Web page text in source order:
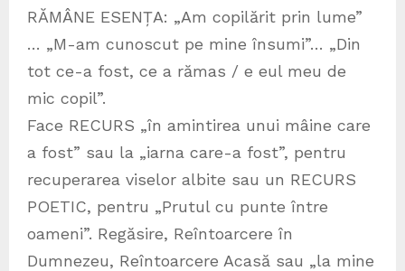
RĂMÂNE ESENȚA: „Am copilărit prin lume”
… „M-am cunoscut pe mine însumi”… „Din
tot ce-a fost, ce a rămas / e eul meu de
mic copil”.
Face RECURS „în amintirea unui mâine care
a fost” sau la „iarna care-a fost”, pentru
recuperarea viselor albite sau un RECURS
POETIC, pentru „Prutul cu punte între
oameni”. Regăsire, Reîntoarcere în
Dumnezeu, Reîntoarcere Acasă sau „la mine